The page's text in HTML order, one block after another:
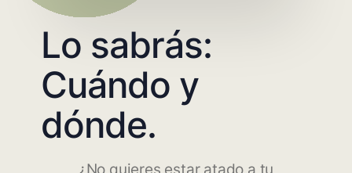
Lo sabrás:
Cuándo y
dónde.
¿No quieres estar atado a tu